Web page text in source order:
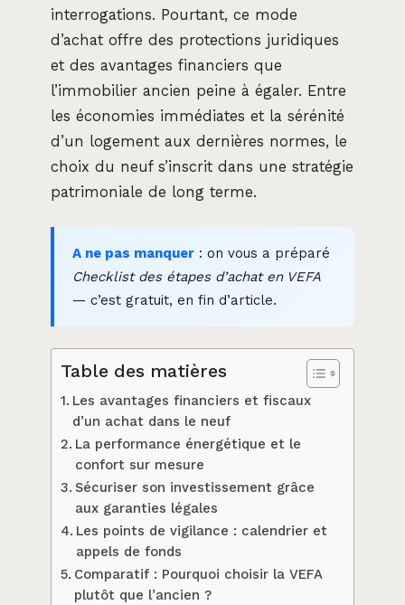
interrogations. Pourtant, ce mode
d’achat offre des protections juridiques
et des avantages financiers que
l’immobilier ancien peine à égaler. Entre
les économies immédiates et la sérénité
d’un logement aux dernières normes, le
choix du neuf s’inscrit dans une stratégie
patrimoniale de long terme.
A ne pas manquer : on vous a préparé
Checklist des étapes d’achat en VEFA
— c’est gratuit, en fin d’article.
Table des matières
Les avantages financiers et fiscaux
d’un achat dans le neuf
La performance énergétique et le
confort sur mesure
Sécuriser son investissement grâce
aux garanties légales
Les points de vigilance : calendrier et
appels de fonds
Comparatif : Pourquoi choisir la VEFA
plutôt que l’ancien ?